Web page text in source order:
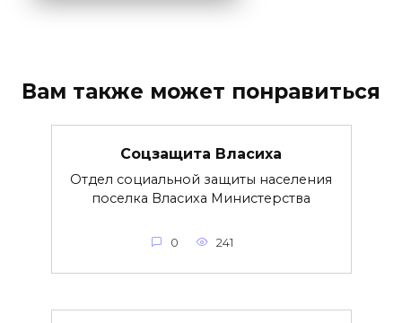
Вам также может понравиться
Соцзащита Власиха
Отдел социальной защиты населения
поселка Власиха Министерства
0 241